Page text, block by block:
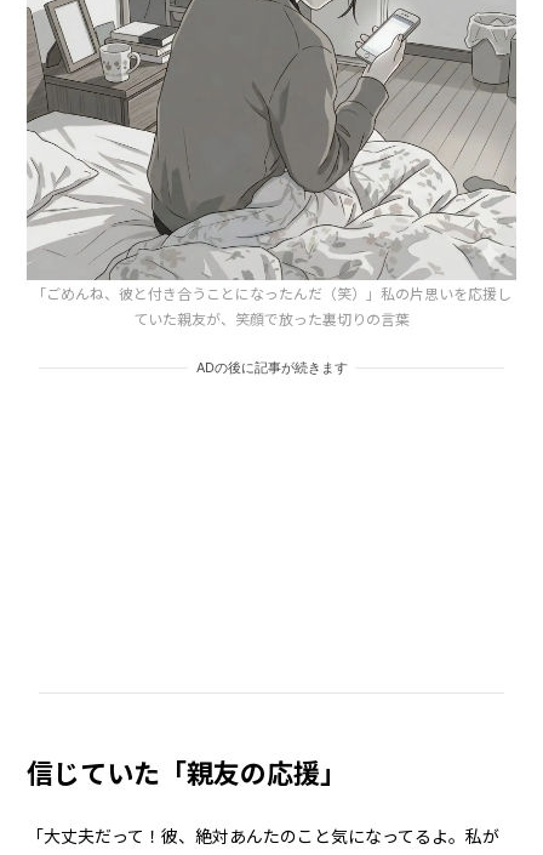
「ごめんね、彼と付き合うことになったんだ（笑）」私の片思いを応援し
ていた親友が、笑顔で放った裏切りの言葉
ADの後に記事が続きます
信じていた「親友の応援」
「大丈夫だって！彼、絶対あんたのこと気になってるよ。私が